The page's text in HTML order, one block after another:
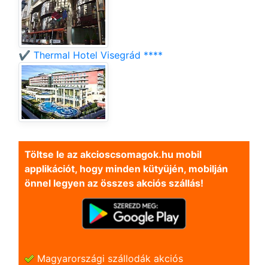
✔️ Thermal Hotel Visegrád ****
Töltse le az akcioscsomagok.hu mobil
applikációt, hogy minden kütyüjén, mobilján
önnel legyen az összes akciós szállás!
Magyarországi szállodák akciós